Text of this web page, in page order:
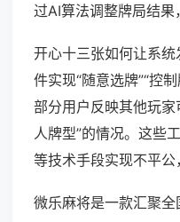
过AI算法调整牌局结果
开心十三张如何让系
件实现“随意选牌”“控
部分用户反映其他玩家
人牌型”的情况。这些
等技术手段实现不平公
微乐麻将是一款汇聚